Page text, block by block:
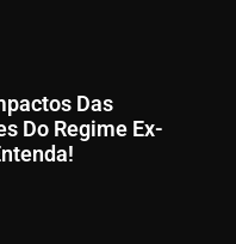
Das
Do Regime Ex-